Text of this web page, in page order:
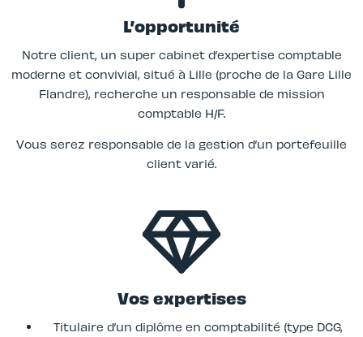
L’opportunité
Notre client, un super cabinet d’expertise comptable
moderne et convivial, situé à Lille (proche de la Gare Lille
Flandre), recherche un responsable de mission
comptable H/F.
Vous serez responsable de la gestion d’un portefeuille
client varié.
Vos expertises
Titulaire d’un diplôme en comptabilité (type DCG,